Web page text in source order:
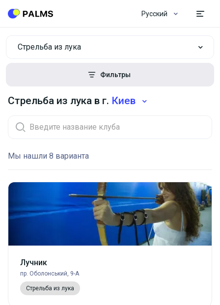
Русский
Стрельба из лука
Фильтры
Стрельба из лука в г. Киев
Мы нашли 8 варианта
Лучник
пр. Оболонський, 9-А
Стрельба из лука